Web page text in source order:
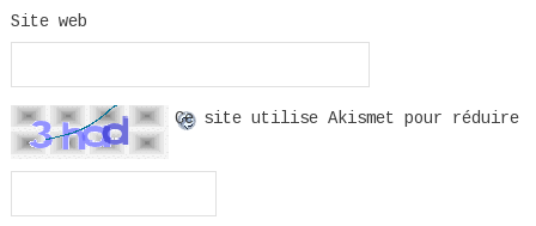
Site web
Ce site utilise Akismet pour réduire